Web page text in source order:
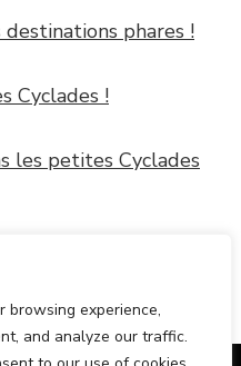
browsing experience,
and analyze our traffic.
phares !
Cyclades !
les petites Cyclades